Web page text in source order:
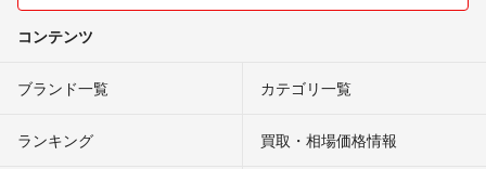
コンテンツ
ブランド一覧 カテゴリ一覧
ランキング 買取・相場価格情報